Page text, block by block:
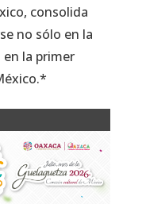
consolida
no sólo en la
la primer